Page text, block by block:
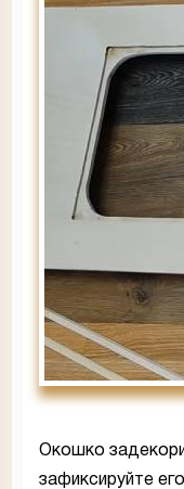
Окошко
зафиксируйте